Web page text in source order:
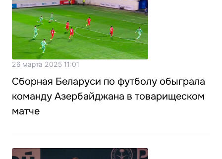
26 марта 2025 11:01
Сборная Беларуси по футболу обыграла
команду Азербайджана в товарищеском
матче